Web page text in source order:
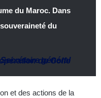
du Maroc. Dans
du
de coopération du Golfe
et des actions de la